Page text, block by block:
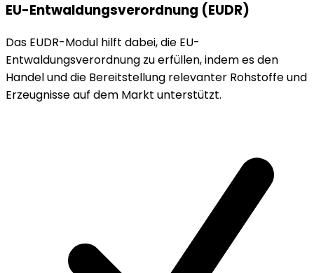
EU-Entwaldungsverordnung (EUDR)
Das EUDR-Modul hilft dabei, die EU-
Entwaldungsverordnung zu erfüllen, indem es den
Handel und die Bereitstellung relevanter Rohstoffe und
Erzeugnisse auf dem Markt unterstützt.